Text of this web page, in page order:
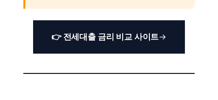
👉 전세대출 금리 비교 사이트